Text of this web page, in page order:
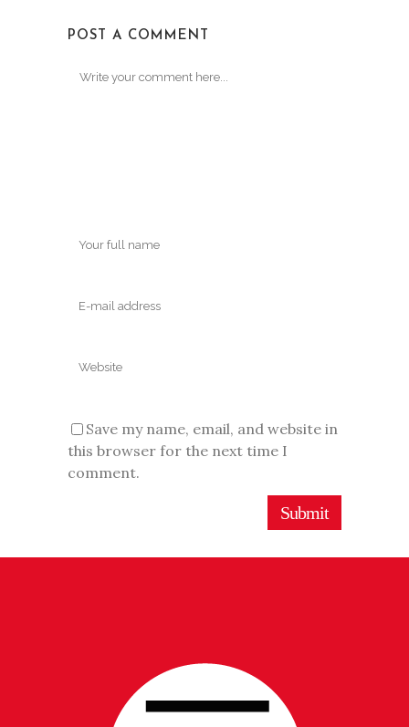
POST A COMMENT
Save my name, email, and website in
this browser for the next time I
comment.